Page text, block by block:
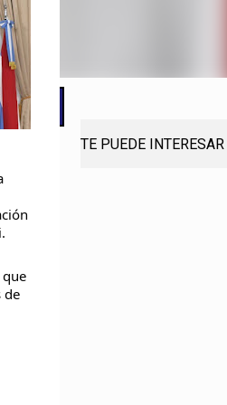
de
TE PUEDE INTERESAR